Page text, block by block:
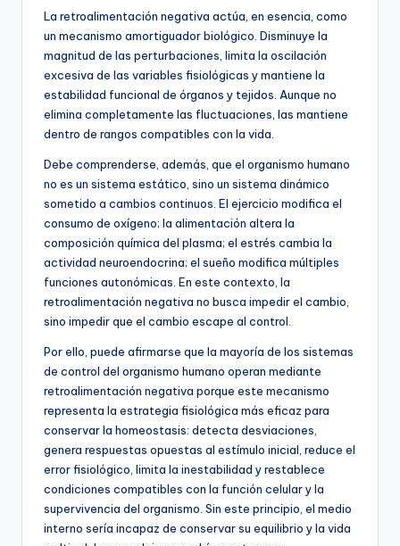
La retroalimentación negativa actúa, en esencia, como
un mecanismo amortiguador biológico. Disminuye la
magnitud de las perturbaciones, limita la oscilación
excesiva de las variables fisiológicas y mantiene la
estabilidad funcional de órganos y tejidos. Aunque no
elimina completamente las fluctuaciones, las mantiene
dentro de rangos compatibles con la vida.
Debe comprenderse, además, que el organismo humano
no es un sistema estático, sino un sistema dinámico
sometido a cambios continuos. El ejercicio modifica el
consumo de oxígeno; la alimentación altera la
composición química del plasma; el estrés cambia la
actividad neuroendocrina; el sueño modifica múltiples
funciones autonómicas. En este contexto, la
retroalimentación negativa no busca impedir el cambio,
sino impedir que el cambio escape al control.
Por ello, puede afirmarse que la mayoría de los sistemas
de control del organismo humano operan mediante
retroalimentación negativa porque este mecanismo
representa la estrategia fisiológica más eficaz para
conservar la homeostasis: detecta desviaciones,
genera respuestas opuestas al estímulo inicial, reduce el
error fisiológico, limita la inestabilidad y restablece
condiciones compatibles con la función celular y la
supervivencia del organismo. Sin este principio, el medio
interno sería incapaz de conservar su equilibrio y la vida